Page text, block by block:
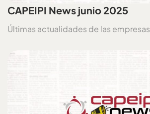
CAPEIPI News junio 2025
Últimas actualidades de las empresas